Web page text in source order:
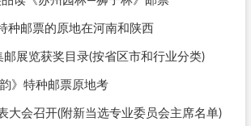
种邮票的原地在河南和陕西
展览获奖目录(按省区市和行业分类)
》特种邮票原地考
大会召开(附新当选专业委员会主席名单)